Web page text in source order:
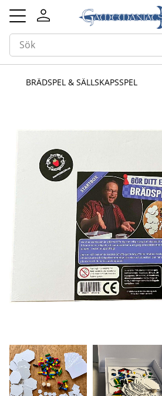
Meny
BRÄDSPEL & SÄLLSKAPSSPEL